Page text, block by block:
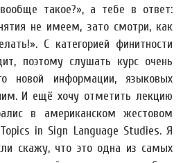
такое?», а тебе в ответ:
не имеем, зато смотри, как
С категорией финитности
поэтому слушать курс очень
новой информации, языковых
И ещё хочу отметить лекцию
в американском жестовом
in Sign Language Studies. Я
скажу, что это одна из самых